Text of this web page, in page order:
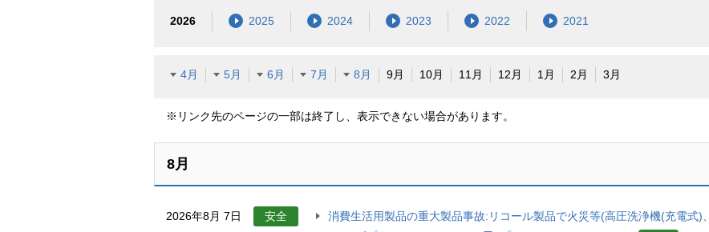
2026 2025 2024 2023 2022 2021
4月 5月 6月 7月 8月 9月 10月 11月 12月 1月 2月 3月
※リンク先のページの一部は終了し、表示できない場合があります。
8月
2026年8月 7日 安全
消費生活用製品の重大製品事故:リコール製品で火災等(高圧洗浄機(充電式)、